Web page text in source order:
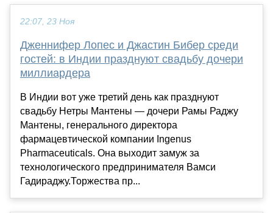
22:07, 23 Ноя
Дженнифер Лопес и Джастин Бибер среди
гостей: в Индии празднуют свадьбу дочери
миллиардера
В Индии вот уже третий день как празднуют
свадьбу Нетры Мантены — дочери Рамы Раджу
Мантены, генерального директора
фармацевтической компании Ingenus
Pharmaceuticals. Она выходит замуж за
технологического предпринимателя Вамси
Гадираджу.Торжества пр...